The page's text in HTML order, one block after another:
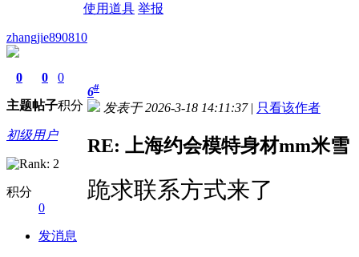
使用道具 举报
zhangjie890810
0
主题
0
帖子
0
积分
初级用户
积分
0
发消息
6#
发表于 2026-3-18 14:11:37 | 只看该作者
RE: 上海约会模特身材mm米雪
跪求联系方式来了